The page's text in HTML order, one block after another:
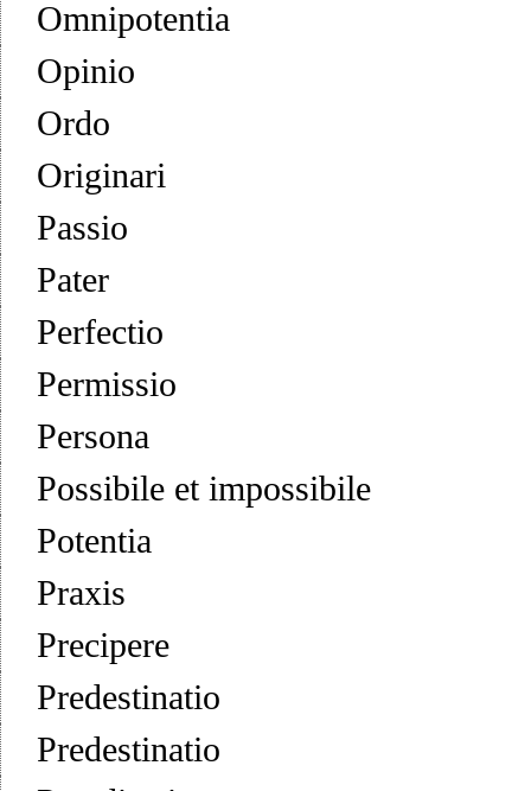
Omnipotentia
Opinio
Ordo
Originari
Passio
Pater
Perfectio
Permissio
Persona
Possibile et impossibile
Potentia
Praxis
Precipere
Predestinatio
Predestinatio